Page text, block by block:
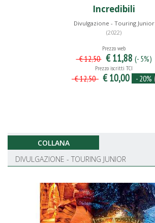
Incredibili
Divulgazione - Touring Junior
(2022)
Prezzo web
€ 12,50 € 11,88 (- 5%)
Prezzo iscritti TCI
€ 12,50 € 10,00 - 20%
COLLANA
DIVULGAZIONE - TOURING JUNIOR